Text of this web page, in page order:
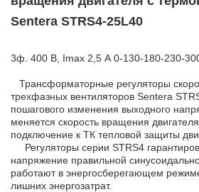
Sentera STRS4-25L40
3ф. 400 В, Imax 2,5 А 0-130-180-230-
Трансформаторные регуляторы
трехфазных вентиляторов Sentera
пошагового изменения выходного
меняется скорость вращения
подключение к ТК тепловой защиты
Регуляторы серии STRS4
напряжение правильной
работают в энергосберегающем
лишних энергозатрат.